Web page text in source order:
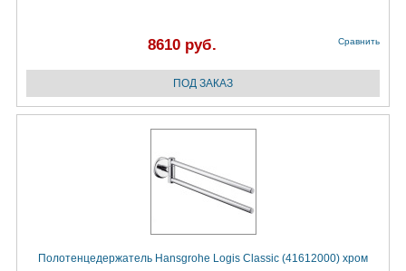
8610 руб. Сравнить
Полотенцедержатель Hansgrohe Logis Classic (41612000) хром